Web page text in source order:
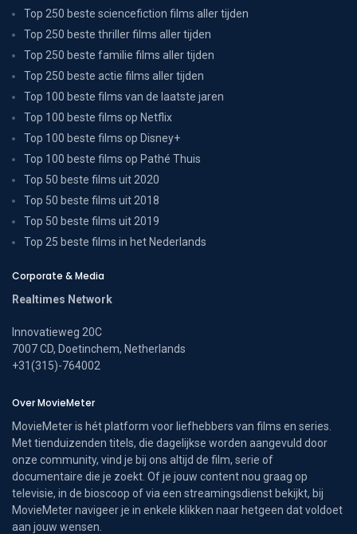
Top 250 beste sciencefiction films aller tijden
Top 250 beste thriller films aller tijden
Top 250 beste familie films aller tijden
Top 250 beste actie films aller tijden
Top 100 beste films van de laatste jaren
Top 100 beste films op Netflix
Top 100 beste films op Disney+
Top 100 beste films op Pathé Thuis
Top 50 beste films uit 2020
Top 50 beste films uit 2018
Top 50 beste films uit 2019
Top 25 beste films in het Nederlands
Corporate & Media
Realtimes Network
Innovatieweg 20C
7007 CD, Doetinchem, Netherlands
+31(315)-764002
Over MovieMeter
MovieMeter is hét platform voor liefhebbers van films en series.
Met tienduizenden titels, die dagelijkse worden aangevuld door
onze community, vind je bij ons altijd de film, serie of
documentaire die je zoekt. Of je jouw content nou graag op
televisie, in de bioscoop of via een streamingsdienst bekijkt, bij
MovieMeter navigeer je in enkele klikken naar hetgeen dat voldoet
aan jouw wensen.